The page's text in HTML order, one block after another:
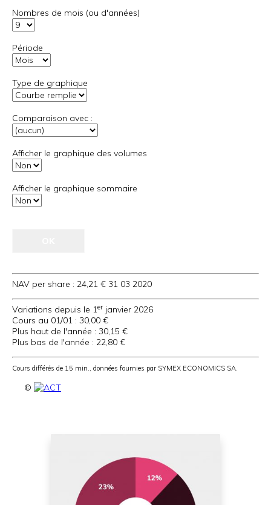
Nombres de mois (ou d'années)
Période
Type de graphique
Comparaison avec :
Afficher le graphique des volumes
Afficher le graphique sommaire
NAV per share : 24,21 € 31 03 2020
Variations depuis le 1er janvier 2026
Cours au 01/01 : 30,00 €
Plus haut de l'année : 30,15 €
Plus bas de l'année : 22,80 €
Cours différés de 15 min., données fournies par SYMEX ECONOMICS SA.
©